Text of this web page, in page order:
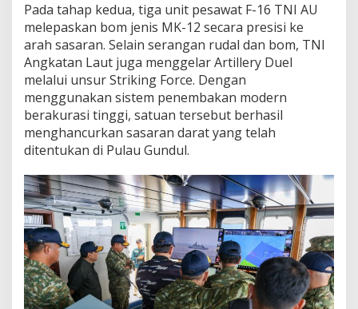
Pada tahap kedua, tiga unit pesawat F-16 TNI AU
melepaskan bom jenis MK-12 secara presisi ke
arah sasaran. Selain serangan rudal dan bom, TNI
Angkatan Laut juga menggelar Artillery Duel
melalui unsur Striking Force. Dengan
menggunakan sistem penembakan modern
berakurasi tinggi, satuan tersebut berhasil
menghancurkan sasaran darat yang telah
ditentukan di Pulau Gundul.